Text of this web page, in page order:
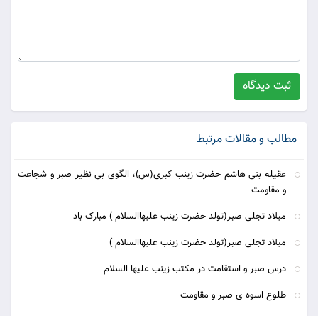
ثبت دیدگاه
مطالب و مقالات مرتبط
عقیله بنی هاشم حضرت زینب کبری(س)، الگوی بی نظیر صبر و شجاعت
و مقاومت
میلاد تجلی صبر(تولد حضرت زینب علیهاالسلام ) مبارک باد
میلاد تجلی صبر(تولد حضرت زینب علیهاالسلام )
درس صبر و استقامت در مکتب زینب علیها السلام
طلوع اسوه ی صبر و مقاومت